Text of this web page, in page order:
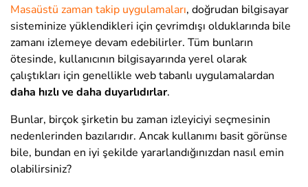
Masaüstü zaman takip uygulamaları, doğrudan bilgisayar
sisteminize yüklendikleri için çevrimdışı olduklarında bile
zamanı izlemeye devam edebilirler. Tüm bunların
ötesinde, kullanıcının bilgisayarında yerel olarak
çalıştıkları için genellikle web tabanlı uygulamalardan
daha hızlı ve daha duyarlıdırlar.
Bunlar, birçok şirketin bu zaman izleyiciyi seçmesinin
nedenlerinden bazılarıdır. Ancak kullanımı basit görünse
bile, bundan en iyi şekilde yararlandığınızdan nasıl emin
olabilirsiniz?